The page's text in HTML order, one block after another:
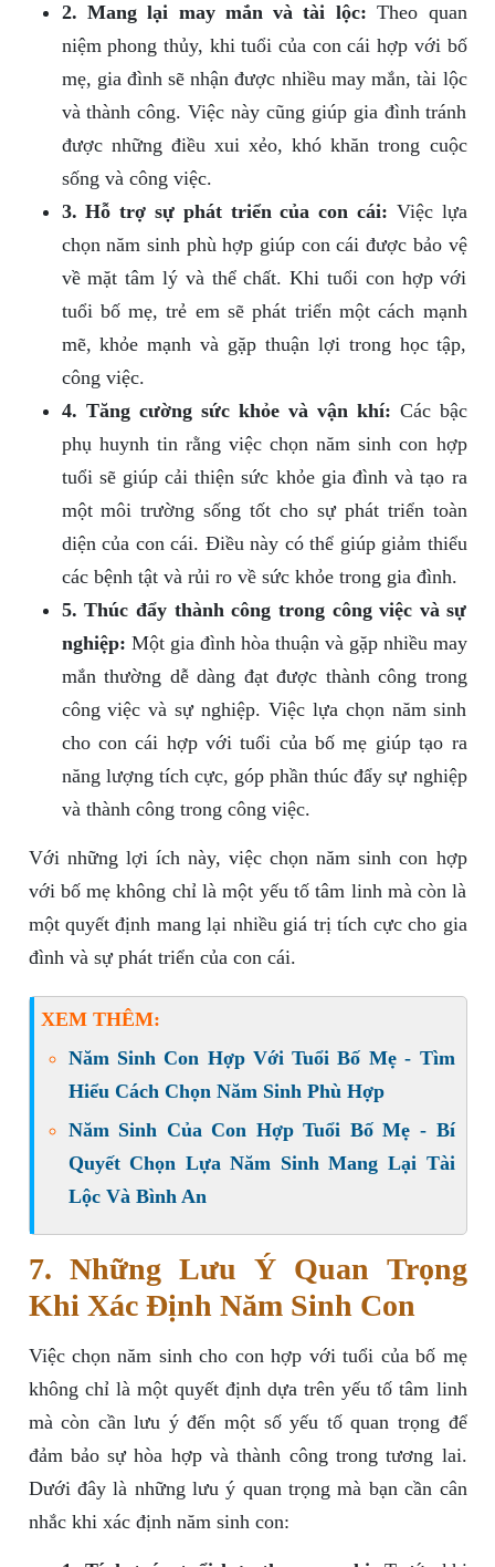
2. Mang lại may mắn và tài lộc: Theo quan
niệm phong thủy, khi tuổi của con cái hợp với bố
mẹ, gia đình sẽ nhận được nhiều may mắn, tài lộc
và thành công. Việc này cũng giúp gia đình tránh
được những điều xui xẻo, khó khăn trong cuộc
sống và công việc.
3. Hỗ trợ sự phát triển của con cái: Việc lựa
chọn năm sinh phù hợp giúp con cái được bảo vệ
về mặt tâm lý và thể chất. Khi tuổi con hợp với
tuổi bố mẹ, trẻ em sẽ phát triển một cách mạnh
mẽ, khỏe mạnh và gặp thuận lợi trong học tập,
công việc.
4. Tăng cường sức khỏe và vận khí: Các bậc
phụ huynh tin rằng việc chọn năm sinh con hợp
tuổi sẽ giúp cải thiện sức khỏe gia đình và tạo ra
một môi trường sống tốt cho sự phát triển toàn
diện của con cái. Điều này có thể giúp giảm thiểu
các bệnh tật và rủi ro về sức khỏe trong gia đình.
5. Thúc đẩy thành công trong công việc và sự
nghiệp: Một gia đình hòa thuận và gặp nhiều may
mắn thường dễ dàng đạt được thành công trong
công việc và sự nghiệp. Việc lựa chọn năm sinh
cho con cái hợp với tuổi của bố mẹ giúp tạo ra
năng lượng tích cực, góp phần thúc đẩy sự nghiệp
và thành công trong công việc.
Với những lợi ích này, việc chọn năm sinh con hợp
với bố mẹ không chỉ là một yếu tố tâm linh mà còn là
một quyết định mang lại nhiều giá trị tích cực cho gia
đình và sự phát triển của con cái.
XEM THÊM:
Năm Sinh Con Hợp Với Tuổi Bố Mẹ - Tìm
Hiểu Cách Chọn Năm Sinh Phù Hợp
Năm Sinh Của Con Hợp Tuổi Bố Mẹ - Bí
Quyết Chọn Lựa Năm Sinh Mang Lại Tài
Lộc Và Bình An
7. Những Lưu Ý Quan Trọng
Khi Xác Định Năm Sinh Con
Việc chọn năm sinh cho con hợp với tuổi của bố mẹ
không chỉ là một quyết định dựa trên yếu tố tâm linh
mà còn cần lưu ý đến một số yếu tố quan trọng để
đảm bảo sự hòa hợp và thành công trong tương lai.
Dưới đây là những lưu ý quan trọng mà bạn cần cân
nhắc khi xác định năm sinh con: